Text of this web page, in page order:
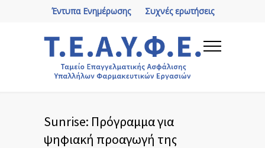
Συχνές ερωτήσεις
Έντυπα Ενημέρωσης
Sunrise: Πρόγραμμα για
ψηφιακή προαγωγή της